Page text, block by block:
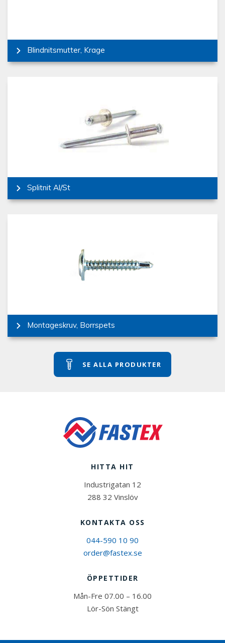
Blindnitsmutter, Krage
Splitnit Al/St
Montageskruv, Borrspets
SE ALLA PRODUKTER
HITTA HIT
Industrigatan 12
288 32 Vinslöv
KONTAKTA OSS
044-590 10 90
order@fastex.se
ÖPPETTIDER
Mån-Fre 07.00 – 16.00
Lör-Sön Stängt